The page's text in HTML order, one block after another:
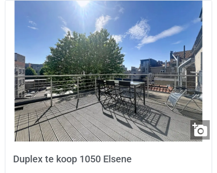
Duplex te koop 1050 Elsene